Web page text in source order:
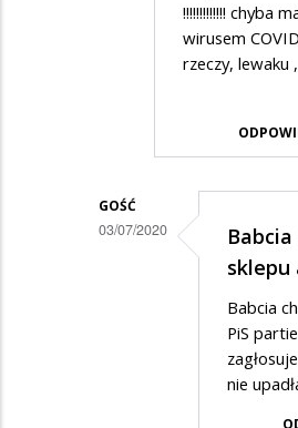
rżądowi
!!!!!!!!!!!!! chyba
wirusem
rzeczy, lewaku
GOŚĆ
03/07/2020
sklepu
Babcia
PiS
nie